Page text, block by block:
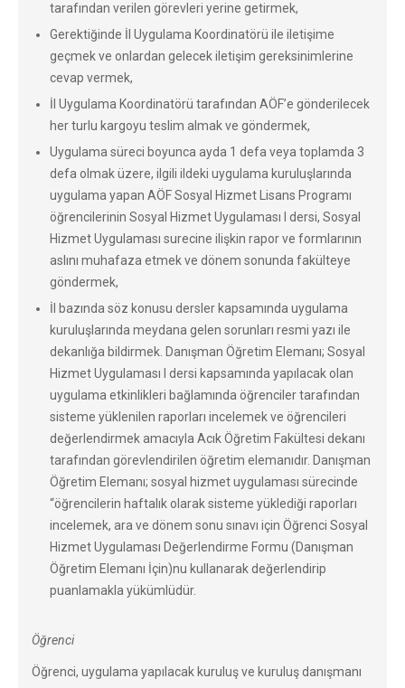
tarafından verilen görevleri yerine getirmek,
Gerektiğinde İl Uygulama Koordinatörü ile iletişime
geçmek ve onlardan gelecek iletişim gereksinimlerine
cevap vermek,
İl Uygulama Koordinatörü tarafından AÖF’e gönderilecek
her turlu kargoyu teslim almak ve göndermek,
Uygulama süreci boyunca ayda 1 defa veya toplamda 3
defa olmak üzere, ilgili ildeki uygulama kuruluşlarında
uygulama yapan AÖF Sosyal Hizmet Lisans Programı
öğrencilerinin Sosyal Hizmet Uygulaması I dersi, Sosyal
Hizmet Uygulaması surecine ilişkin rapor ve formlarının
aslını muhafaza etmek ve dönem sonunda fakülteye
göndermek,
İl bazında söz konusu dersler kapsamında uygulama
kuruluşlarında meydana gelen sorunları resmi yazı ile
dekanlığa bildirmek. Danışman Öğretim Elemanı; Sosyal
Hizmet Uygulaması I dersi kapsamında yapılacak olan
uygulama etkinlikleri bağlamında öğrenciler tarafından
sisteme yüklenilen raporları incelemek ve öğrencileri
değerlendirmek amacıyla Acık Öğretim Fakültesi dekanı
tarafından görevlendirilen öğretim elemanıdır. Danışman
Öğretim Elemanı; sosyal hizmet uygulaması sürecinde
“öğrencilerin haftalık olarak sisteme yüklediği raporları
incelemek, ara ve dönem sonu sınavı için Öğrenci Sosyal
Hizmet Uygulaması Değerlendirme Formu (Danışman
Öğretim Elemanı İçin)nu kullanarak değerlendirip
puanlamakla yükümlüdür.
Öğrenci
Öğrenci, uygulama yapılacak kuruluş ve kuruluş danışmanı